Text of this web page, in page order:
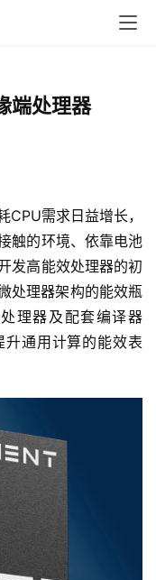
端处理器
需求日益增长，
触的环境、依靠电池
发高能效处理器的初
处理器架构的能效瓶
理器及配套编译器
通用计算的能效表